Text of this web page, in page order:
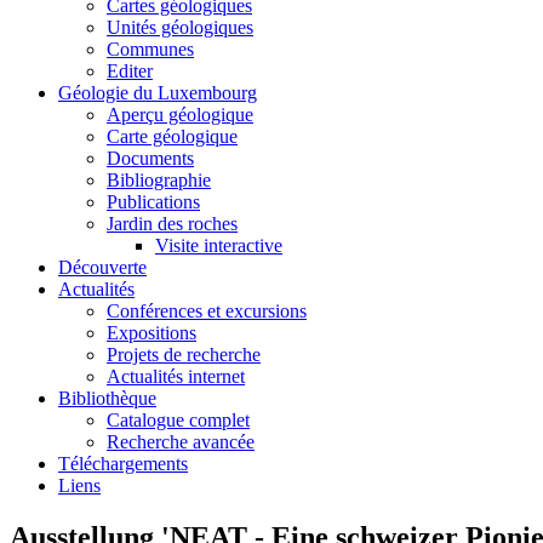
Cartes géologiques
Unités géologiques
Communes
Editer
Géologie du Luxembourg
Aperçu géologique
Carte géologique
Documents
Bibliographie
Publications
Jardin des roches
Visite interactive
Découverte
Actualités
Conférences et excursions
Expositions
Projets de recherche
Actualités internet
Bibliothèque
Catalogue complet
Recherche avancée
Téléchargements
Liens